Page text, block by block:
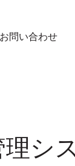
お問い合わせ
シ